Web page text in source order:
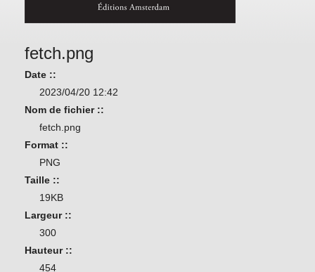
fetch.png
Date ::
2023/04/20 12:42
Nom de fichier ::
fetch.png
Format ::
PNG
Taille ::
19KB
Largeur ::
300
Hauteur ::
454